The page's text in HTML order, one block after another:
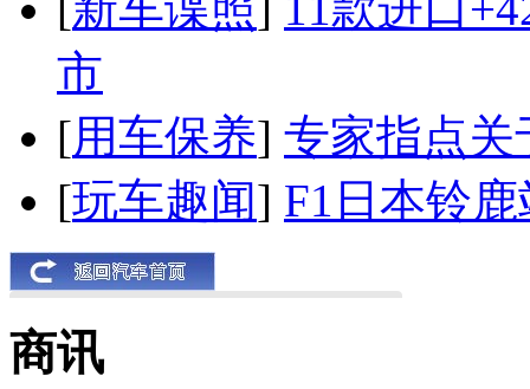
市
[用车保养] 专家指点关
[玩车趣闻] F1日本铃
商讯